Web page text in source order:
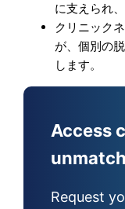
に支えられ
クリニック
が、個別の
します。
Access
Request